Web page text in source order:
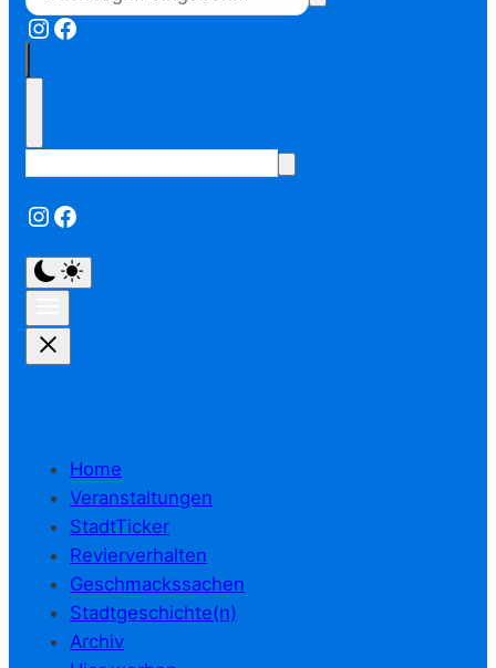
Instagram
Facebook
Instagram
Facebook
Home
Veranstaltungen
StadtTicker
Revierverhalten
Geschmackssachen
Stadtgeschichte(n)
Archiv